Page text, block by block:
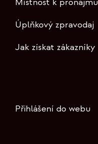
Úplňkový zpravodaj
Jak získat zákazníky
Přihlášení do webu